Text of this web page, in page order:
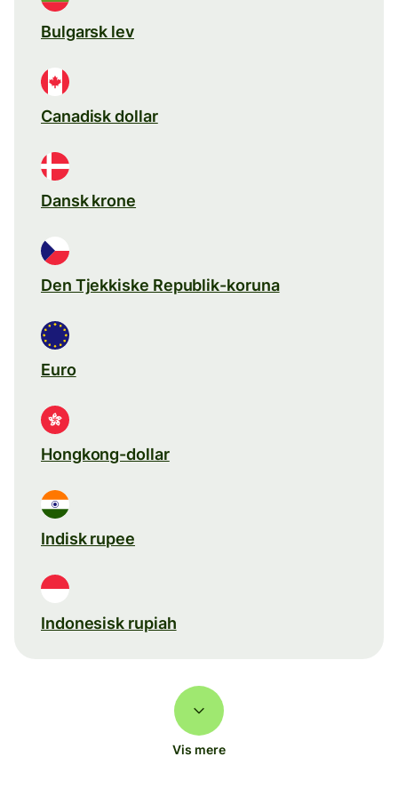
Bulgarsk lev
Canadisk dollar
Dansk krone
Den Tjekkiske Republik-koruna
Euro
Hongkong-dollar
Indisk rupee
Indonesisk rupiah
Vis mere